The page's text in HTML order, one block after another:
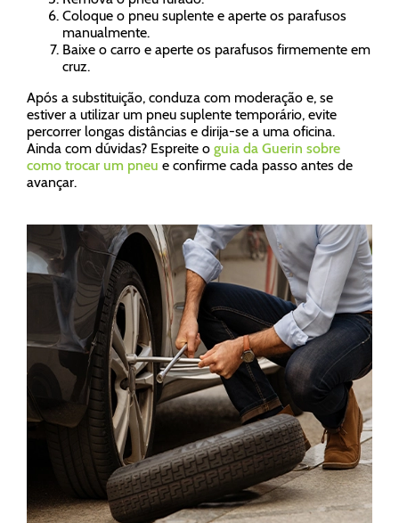
Coloque o pneu suplente e aperte os parafusos
manualmente.
Baixe o carro e aperte os parafusos firmemente em
cruz.
Após a substituição, conduza com moderação e, se
estiver a utilizar um pneu suplente temporário, evite
percorrer longas distâncias e dirija-se a uma oficina.
Ainda com dúvidas? Espreite o guia da Guerin sobre
como trocar um pneu e confirme cada passo antes de
avançar.